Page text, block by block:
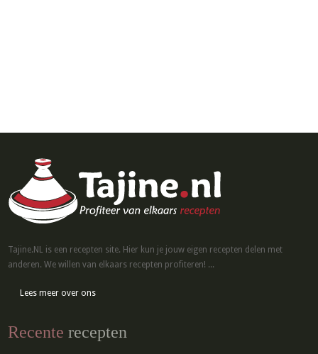
Tajine.NL is een recepten site. Hier kun je jouw eigen recepten delen met
anderen. We willen van elkaars recepten profiteren! ...
Lees meer over ons
Recente recepten